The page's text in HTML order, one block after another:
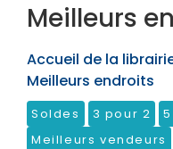
Meilleurs
Accueil de la
Meilleurs endroits
Soldes 3 pour 2
Meilleurs vendeurs